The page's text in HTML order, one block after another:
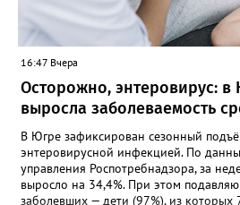
16:47 Вчера
Осторожно, энтеровирус: в
выросла заболеваемость
В Югре зафиксирован сезонный
энтеровирусной инфекцией. По
управления Роспотребнадзора, за
выросло на 34,4%. При этом
заболевших — дети (97%), из